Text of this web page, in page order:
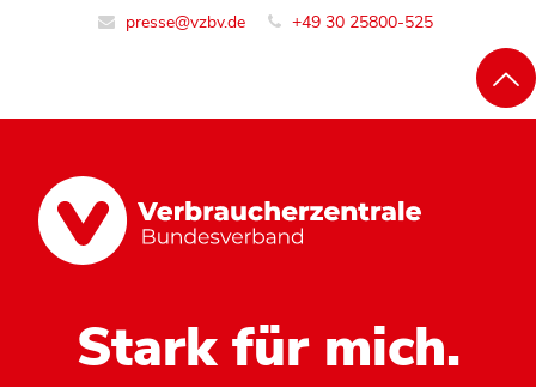
presse@vzbv.de +49 30 25800-525
Stark für mich.